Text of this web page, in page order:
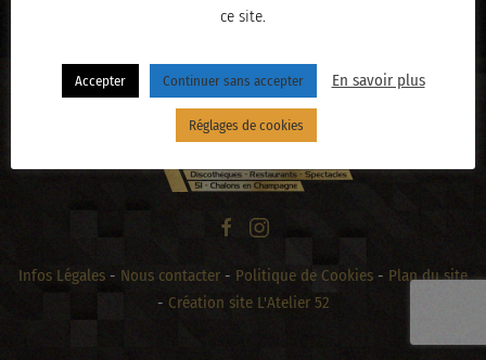
Infos Légales - Nous contacter - Politique de Cookies - Plan du site
- Création site L'Atelier 52
ce site.
Accepter Continuer sans accepter En savoir plus
Réglages de cookies